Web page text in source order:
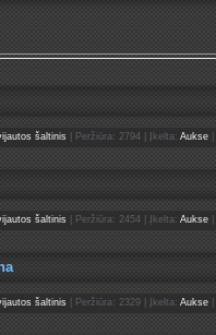
šaltinis | Peržiūra: 2794 | Įkelta: Aukse
šaltinis| Peržiūra: 2454 | Įkelta: Aukse|
šaltinis| Peržiūra: 2329 | Įkelta: Aukse|